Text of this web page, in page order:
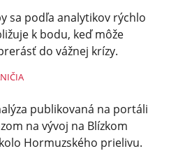
sa podľa analytikov rýchlo
k bodu, keď môže
do vážnej krízy.
publikovaná na portáli
na vývoj na Blízkom
Hormuzského prielivu.